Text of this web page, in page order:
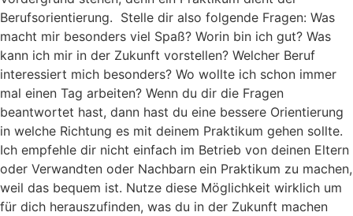
Berufsorientierung. Stelle dir also folgende Fragen: Was
macht mir besonders viel Spaß? Worin bin ich gut? Was
kann ich mir in der Zukunft vorstellen? Welcher Beruf
interessiert mich besonders? Wo wollte ich schon immer
mal einen Tag arbeiten? Wenn du dir die Fragen
beantwortet hast, dann hast du eine bessere Orientierung
in welche Richtung es mit deinem Praktikum gehen sollte.
Ich empfehle dir nicht einfach im Betrieb von deinen Eltern
oder Verwandten oder Nachbarn ein Praktikum zu machen,
weil das bequem ist. Nutze diese Möglichkeit wirklich um
für dich herauszufinden, was du in der Zukunft machen